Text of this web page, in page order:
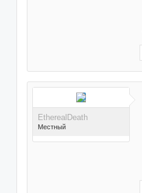
Поблагодарили 41 раз(а)
в 33 сообщениях
EtherealDeath
Местный